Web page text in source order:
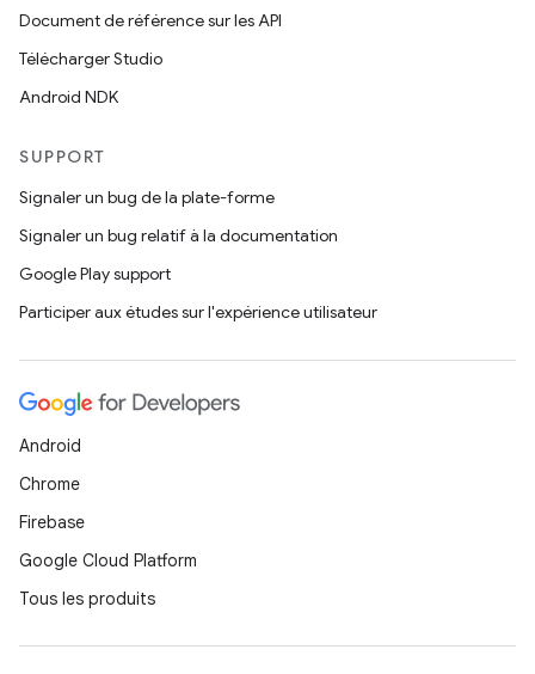
Document de référence sur les API
Télécharger Studio
Android NDK
SUPPORT
Signaler un bug de la plate-forme
Signaler un bug relatif à la documentation
Google Play support
Participer aux études sur l'expérience utilisateur
Android
Chrome
Firebase
Google Cloud Platform
Tous les produits